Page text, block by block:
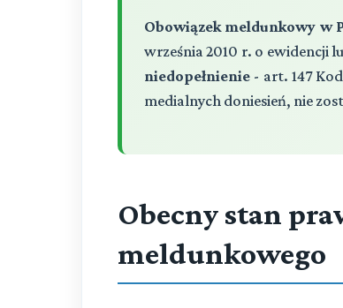
Obowiązek meldunkowy w
września 2010 r. o ewidencji
niedopełnienie - art. 147
medialnych doniesień, nie
Obecny stan
meldunkowego